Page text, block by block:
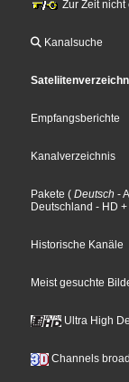
Zur Zeit
Kanalsuche
Empfangsberichte
Kanalverzeichnis
Pakete ( Deutsch -
Deutschland - HD +
Historische Kanäle
Meist gesuchte
Ultra High
Channels